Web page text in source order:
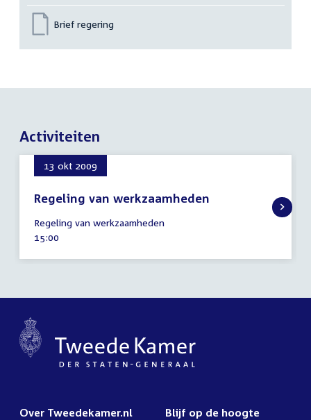
Brief regering
Activiteiten
13 okt 2009
Regeling van werkzaamheden
oktober
2009
Regeling van werkzaamheden
Tijd
15:00
Over Tweedekamer.nl Blijf op de hoogte